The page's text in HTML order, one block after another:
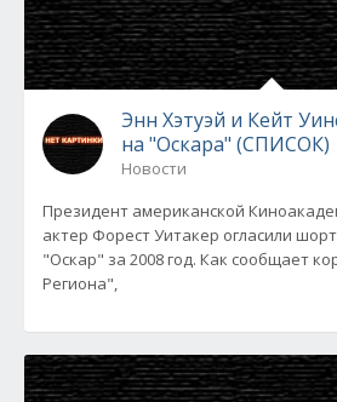
Энн Хэтуэй и Кейт
на "Оскара" (СПИСОК)
Новости
Президент американской
актер Форест Уитакер огласили
"Оскар" за 2008 год. Как сообщает
Региона",